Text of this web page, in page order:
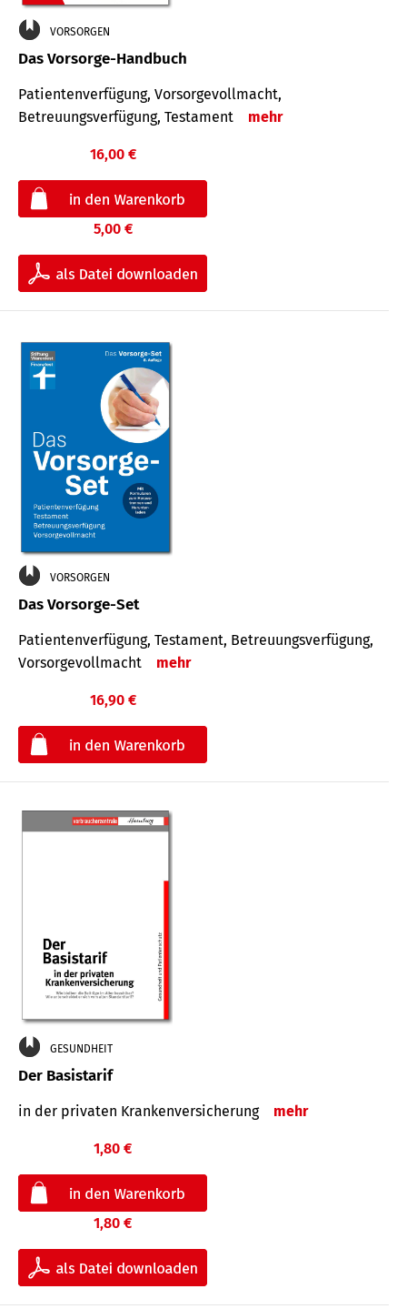
VORSORGEN
Das Vorsorge-Handbuch
Patientenverfügung, Vorsorgevollmacht,
Betreuungsverfügung, Testament
mehr
16,00 €
5,00 €
VORSORGEN
Das Vorsorge-Set
Patienten­ver­fügung, Testa­ment, Be­treuungs­verfü­gung,
Vor­sorge­voll­macht
mehr
16,90 €
GESUNDHEIT
Der Basistarif
in der privaten Kran­ken­ver­siche­rung mehr
1,80 €
1,80 €